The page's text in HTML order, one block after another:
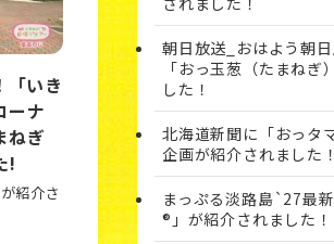
いき
ーナ
ねぎ
!
紹介さ
朝日放送_おはよう朝
「おっ玉葱（たまねぎ
した！
北海道新聞に「おっタ
企画が紹介されました！
まっぷる淡路島`27最
®」が紹介されました！